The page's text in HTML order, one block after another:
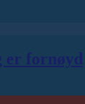
er fornøyd